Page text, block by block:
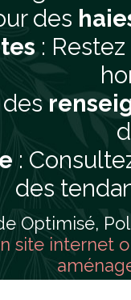
des
:
:
des
Optimisé,
site internet